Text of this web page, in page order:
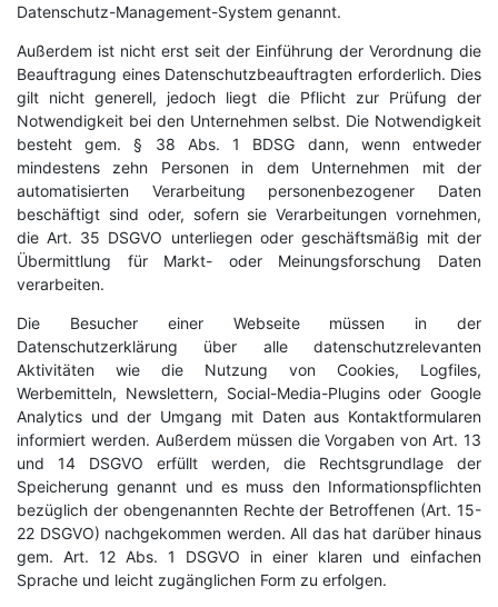
Datenschutz-Management-System genannt.
Außerdem ist nicht erst seit der Einführung der Verordnung die
Beauftragung eines Datenschutzbeauftragten erforderlich. Dies
gilt nicht generell, jedoch liegt die Pflicht zur Prüfung der
Notwendigkeit bei den Unternehmen selbst. Die Notwendigkeit
besteht gem. § 38 Abs. 1 BDSG dann, wenn entweder
mindestens zehn Personen in dem Unternehmen mit der
automatisierten Verarbeitung personenbezogener Daten
beschäftigt sind oder, sofern sie Verarbeitungen vornehmen,
die Art. 35 DSGVO unterliegen oder geschäftsmäßig mit der
Übermittlung für Markt- oder Meinungsforschung Daten
verarbeiten.
Die Besucher einer Webseite müssen in der
Datenschutzerklärung über alle datenschutzrelevanten
Aktivitäten wie die Nutzung von Cookies, Logfiles,
Werbemitteln, Newslettern, Social-Media-Plugins oder Google
Analytics und der Umgang mit Daten aus Kontaktformularen
informiert werden. Außerdem müssen die Vorgaben von Art. 13
und 14 DSGVO erfüllt werden, die Rechtsgrundlage der
Speicherung genannt und es muss den Informationspflichten
bezüglich der obengenannten Rechte der Betroffenen (Art. 15-
22 DSGVO) nachgekommen werden. All das hat darüber hinaus
gem. Art. 12 Abs. 1 DSGVO in einer klaren und einfachen
Sprache und leicht zugänglichen Form zu erfolgen.